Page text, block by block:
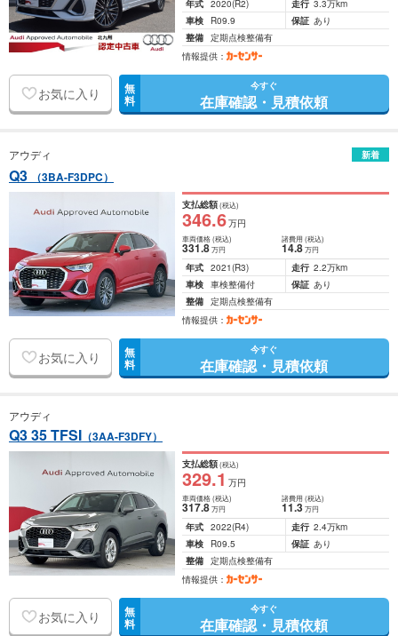
年式 2020(R2) 走行 3.3万km
車検
R09.9 保証 あり
整備 定期点検整備有
情報提供：
お気に入り 無
料
今すぐ
在庫確認・見積依頼
アウディ 新着
Q3 （3BA-F3DPC）
支払総額(税込)
346.6万円
車両価格(税込)
331.8万円
諸費用 (税込)
14.8 万円
年式 2021(R3) 走行 2.2万km
車検 車検整備付 保証 あり
整備 定期点検整備有
情報提供：
お気に入り 無
料
今すぐ
在庫確認・見積依頼
アウディ
Q3 35 TFSI （3AA-F3DFY）
支払総額(税込)
329.1 万円
車両価格(税込)
317.8万円
諸費用 (税込)
11.3 万円
年式 2022(R4) 走行 2.4万km
車検
R09.5 保証 あり
整備 定期点検整備有
情報提供：
お気に入り 無
料
今すぐ
在庫確認・見積依頼